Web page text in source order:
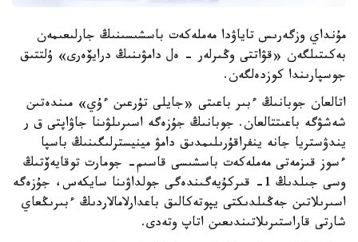
مۇنداي وزگەرىس تاياۋدا مەملەكەت باسشىسىنىڭ جارلىعىمەن
بەكىتىلگەن «قۋاتتى وڭىرلەر - ەل دامۋىنىڭ درايۆەرى» ۇلتتىق
جوسپارىندا كوزدەلگەن.
اتالعان جوبانىڭ ءبىر باعىتى «جايلى تۇرعىن ءۇي» مىندەتىن
شەشۋگە باعىتتالعان. جوبانىڭ جۇزەگە اسىرىلۋىنا جاۋاپتى ق ر
يندۋستريا جانە ينفراقۇرىلىمدىق دامۋ مينيسترلىگىنىڭ باسپا
ءسوز قىزمەتى مەملەكەت باسشىسى قاسىم- جومارت توقايەۆتىڭ
وسى جىلدىڭ 1- قىركۇيەگىندەگى جولداۋىنا سايكەس، جۇزەگە
اسىرىلاتىن جەڭىلدىكتى يپوتەكالىق باعدارلامالاردىڭ ءبىرىڭعاي
شارتى قاراستىرىلاتىندىعىن اتاپ وتەدى.